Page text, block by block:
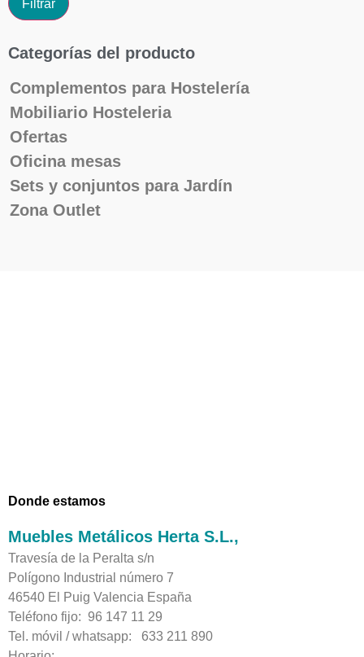
Filtrar
Categorías del producto
Complementos para Hostelería
Mobiliario Hosteleria
Ofertas
Oficina mesas
Sets y conjuntos para Jardín
Zona Outlet
Donde estamos
Muebles Metálicos Herta S.L.,
Travesía de la Peralta s/n
Polígono Industrial número 7
46540 El Puig Valencia España
Teléfono fijo: 96 147 11 29
Tel. móvil / whatsapp: 633 211 890